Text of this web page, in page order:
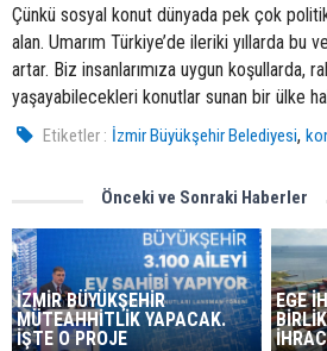
Çünkü sosyal konut dünyada pek çok
alan. Umarım Türkiye’de ileriki yıllarda bu
artar. Biz insanlarımıza uygun koşullarda,
yaşayabilecekleri konutlar sunan bir ülke
Etiketler : İzmir Büyükşehir Belediyesi,
Önceki ve Sonraki Haberler
İZMİR BÜYÜKŞEHİR
MÜTEAHHİTLİK YAPACAK.
İŞTE O PROJE
EGE